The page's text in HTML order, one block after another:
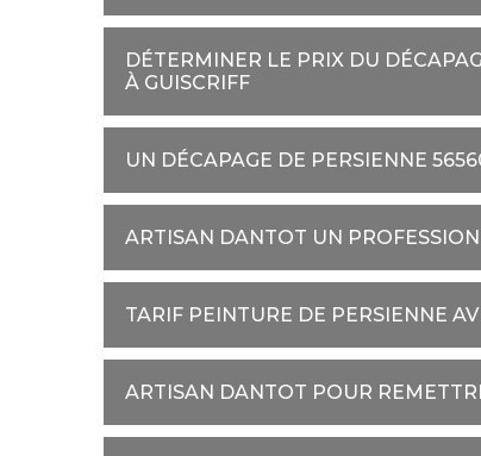
DÉTERMINER LE PRIX DU
À GUISCRIFF
UN DÉCAPAGE DE PERSIENNE
ARTISAN DANTOT UN
TARIF PEINTURE DE PERSIENNE
ARTISAN DANTOT POUR